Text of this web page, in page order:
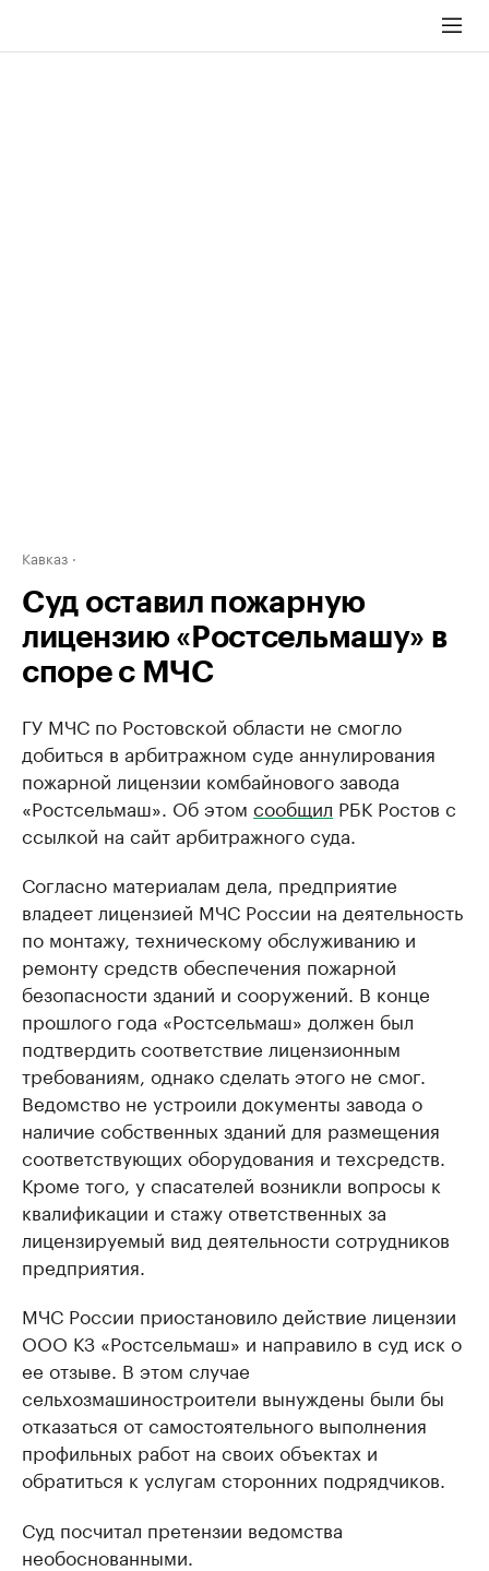
Кавказ
Суд оставил пожарную
лицензию «Ростсельмашу» в
споре с МЧС
ГУ МЧС по Ростовской области не смогло
добиться в арбитражном суде аннулирования
пожарной лицензии комбайнового завода
«Ростсельмаш». Об этом сообщил РБК Ростов с
ссылкой на сайт арбитражного суда.
Согласно материалам дела, предприятие
владеет лицензией МЧС России на деятельность
по монтажу, техническому обслуживанию и
ремонту средств обеспечения пожарной
безопасности зданий и сооружений. В конце
прошлого года «Ростсельмаш» должен был
подтвердить соответствие лицензионным
требованиям, однако сделать этого не смог.
Ведомство не устроили документы завода о
наличие собственных зданий для размещения
соответствующих оборудования и техсредств.
Кроме того, у спасателей возникли вопросы к
квалификации и стажу ответственных за
лицензируемый вид деятельности сотрудников
предприятия.
МЧС России приостановило действие лицензии
ООО КЗ «Ростсельмаш» и направило в суд иск о
ее отзыве. В этом случае
сельхозмашиностроители вынуждены были бы
отказаться от самостоятельного выполнения
профильных работ на своих объектах и
обратиться к услугам сторонних подрядчиков.
Суд посчитал претензии ведомства
необоснованными.